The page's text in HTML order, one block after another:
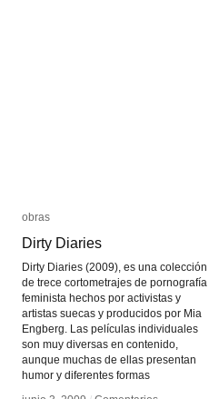
obras
Dirty Diaries
Dirty Diaries (2009), es una colección
de trece cortometrajes de pornografía
feminista hechos por activistas y
artistas suecas y producidos por Mia
Engberg. Las películas individuales
son muy diversas en contenido,
aunque muchas de ellas presentan
humor y diferentes formas
obras
Dirty Diaries